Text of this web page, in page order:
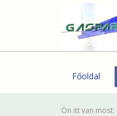
Főoldal
Ön itt van most: